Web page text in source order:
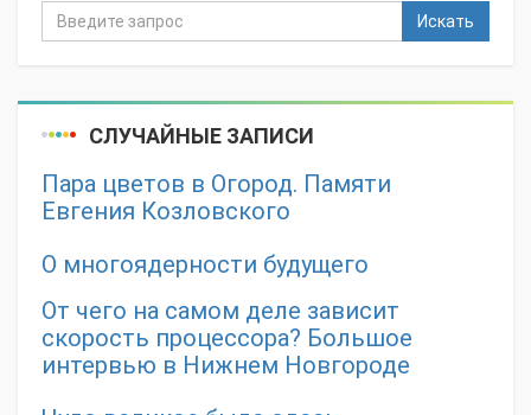
Искать
СЛУЧАЙНЫЕ ЗАПИСИ
Пара цветов в Огород. Памяти
Евгения Козловского
О многоядерности будущего
От чего на самом деле зависит
скорость процессора? Большое
интервью в Нижнем Новгороде